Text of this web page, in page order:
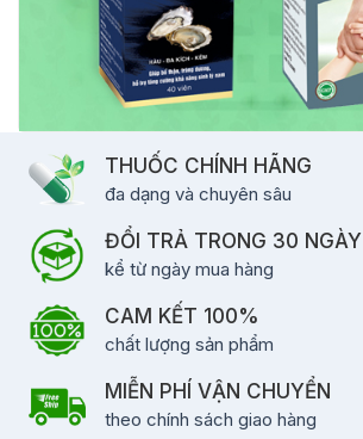
THUỐC CHÍNH HÃNG
đa dạng và chuyên sâu
ĐỔI TRẢ TRONG 30 NGÀY
kể từ ngày mua hàng
CAM KẾT 100%
chất lượng sản phẩm
MIỄN PHÍ VẬN CHUYỂN
theo chính sách giao hàng